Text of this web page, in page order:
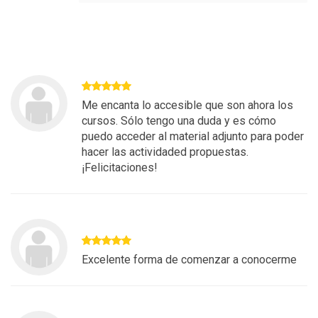
Me encanta lo accesible que son ahora los
cursos. Sólo tengo una duda y es cómo
puedo acceder al material adjunto para poder
hacer las actividaded propuestas.
¡Felicitaciones!
Excelente forma de comenzar a conocerme